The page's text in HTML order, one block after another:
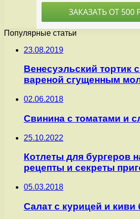
Популярные статьи
23.08.2019
Венесуэльский тортик
вареной сгущенным
02.06.2018
Свинина с томатами и
25.10.2022
Котлеты для бургеров
рецепты и секреты
05.03.2018
Салат с курицей и киви